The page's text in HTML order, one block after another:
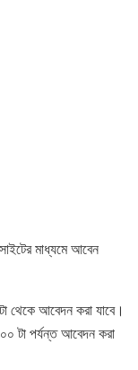
মাধ্যমে আবেন
থেকে আবেদন করা যাবে।
টা পর্যন্ত আবেদন করা